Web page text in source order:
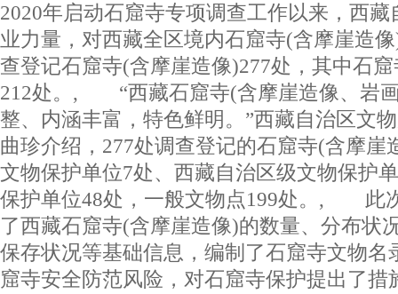
2020年启动石窟寺专项调查工作以来，西
业力量，对西藏全区境内石窟寺(含摩崖造
查登记石窟寺(含摩崖造像)277处，其中石
212处。, “西藏石窟寺(含摩崖造像、岩
整、内涵丰富，特色鲜明。”西藏自治区文
曲珍介绍，277处调查登记的石窟寺(含摩崖
文物保护单位7处、西藏自治区级文物保护
保护单位48处，一般文物点199处。, 此
了西藏石窟寺(含摩崖造像)的数量、分布状
保存状况等基础信息，编制了石窟寺文物名
窟寺安全防范风险，对石窟寺保护提出